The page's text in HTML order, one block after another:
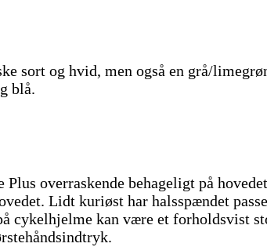
sort og hvid, men også en grå/
blå.
overraskende behageligt på
Lidt kuriøst har halsspændet
cykelhjelme kan være et